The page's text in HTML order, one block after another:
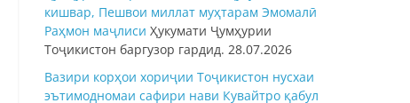
кишвар, Пешвои миллат муҳтарам Эмомалӣ
Раҳмон маҷлиси Ҳукумати Ҷумҳурии
Тоҷикистон баргузор гардид. 28.07.2026
Вазири корҳои хориҷии Тоҷикистон нусхаи
эътимодномаи сафири нави Кувайтро қабул